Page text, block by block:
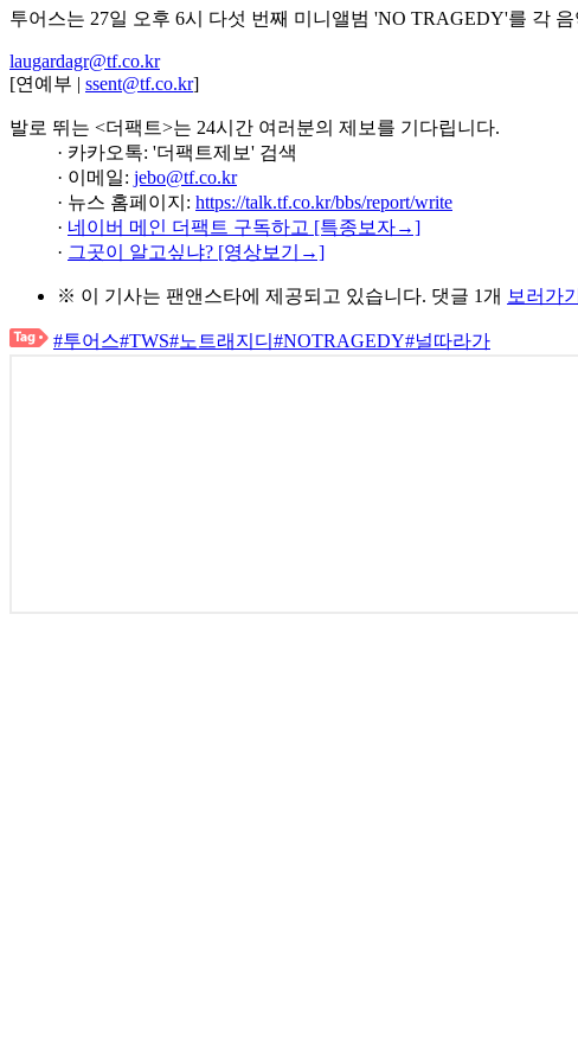
투어스는 27일 오후 6시 다섯 번째 미니앨범 'NO TRAGEDY'를 각
laugardagr@tf.co.kr
[연예부 | ssent@tf.co.kr]
발로 뛰는 <더팩트>는 24시간 여러분의 제보를 기다립니다.
· 카카오톡: '더팩트제보' 검색
· 이메일: jebo@tf.co.kr
· 뉴스 홈페이지: https://talk.tf.co.kr/bbs/report/write
· 네이버 메인 더팩트 구독하고 [특종보자→]
· 그곳이 알고싶냐? [영상보기→]
※ 이 기사는 팬앤스타에 제공되고 있습니다. 댓글 1개 보러가
#투어스#TWS#노트래지디 #NOTRAGEDY#널따라가